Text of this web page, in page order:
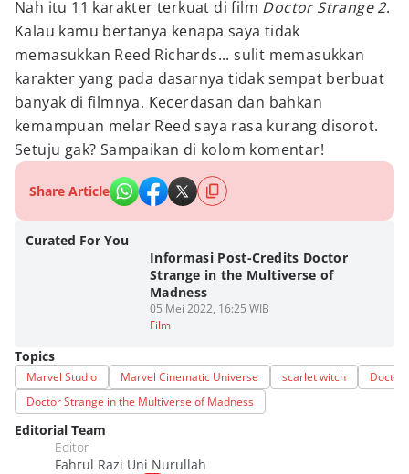
Nah itu 11 karakter terkuat di film Doctor Strange 2.
Kalau kamu bertanya kenapa saya tidak
memasukkan Reed Richards... sulit memasukkan
karakter yang pada dasarnya tidak sempat berbuat
banyak di filmnya. Kecerdasan dan bahkan
kemampuan melar Reed saya rasa kurang disorot.
Setuju gak? Sampaikan di kolom komentar!
Share Article
Curated For You
Informasi Post-Credits Doctor
Strange in the Multiverse of
Madness
05 Mei 2022, 16:25 WIB
Film
Topics
Marvel Studio Marvel Cinematic Universe scarlet witch
Doctor
Doctor Strange in the Multiverse of Madness
Editorial Team
Editor
Fahrul Razi Uni Nurullah